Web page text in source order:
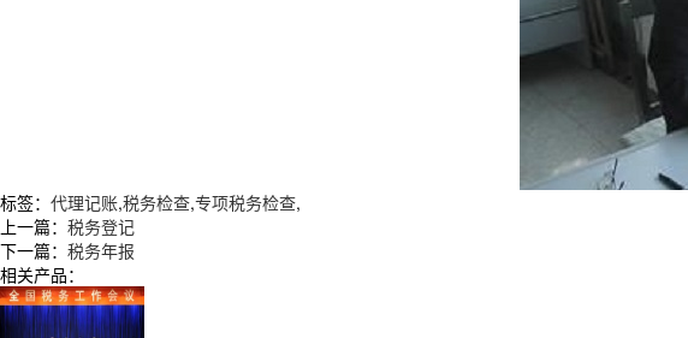
标签： 代理记账,税务检查,专项税务检查,
上一篇： 税务登记
下一篇： 税务年报
相关产品：